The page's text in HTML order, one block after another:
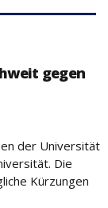
gegen
der Universität
Die
Kürzungen